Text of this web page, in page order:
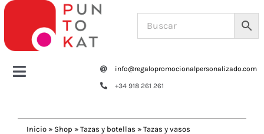
Saltar
contenido
Toggle
info@regalopromocionalpersonalizado.com
+34 918 261 261
Inicio » Shop » Tazas y botellas » Tazas y vasos